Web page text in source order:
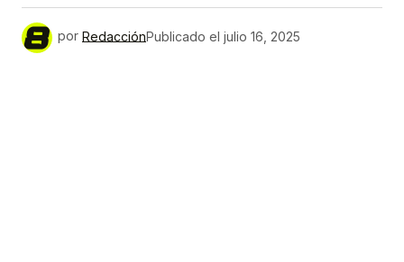
por RedacciónPublicado el julio 16, 2025